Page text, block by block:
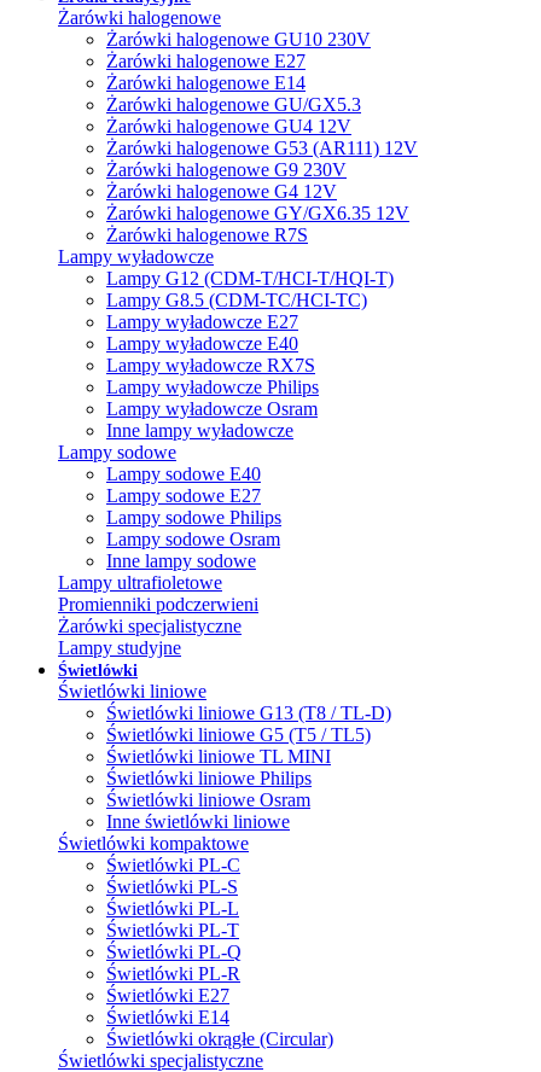
Żarówki halogenowe
Żarówki halogenowe GU10 230V
Żarówki halogenowe E27
Żarówki halogenowe E14
Żarówki halogenowe GU/GX5.3
Żarówki halogenowe GU4 12V
Żarówki halogenowe G53 (AR111) 12V
Żarówki halogenowe G9 230V
Żarówki halogenowe G4 12V
Żarówki halogenowe GY/GX6.35 12V
Żarówki halogenowe R7S
Lampy wyładowcze
Lampy G12 (CDM-T/HCI-T/HQI-T)
Lampy G8.5 (CDM-TC/HCI-TC)
Lampy wyładowcze E27
Lampy wyładowcze E40
Lampy wyładowcze RX7S
Lampy wyładowcze Philips
Lampy wyładowcze Osram
Inne lampy wyładowcze
Lampy sodowe
Lampy sodowe E40
Lampy sodowe E27
Lampy sodowe Philips
Lampy sodowe Osram
Inne lampy sodowe
Lampy ultrafioletowe
Promienniki podczerwieni
Żarówki specjalistyczne
Lampy studyjne
Świetlówki
Świetlówki liniowe
Świetlówki liniowe G13 (T8 / TL-D)
Świetlówki liniowe G5 (T5 / TL5)
Świetlówki liniowe TL MINI
Świetlówki liniowe Philips
Świetlówki liniowe Osram
Inne świetlówki liniowe
Świetlówki kompaktowe
Świetlówki PL-C
Świetlówki PL-S
Świetlówki PL-L
Świetlówki PL-T
Świetlówki PL-Q
Świetlówki PL-R
Świetlówki E27
Świetlówki E14
Świetlówki okrągłe (Circular)
Świetlówki specjalistyczne